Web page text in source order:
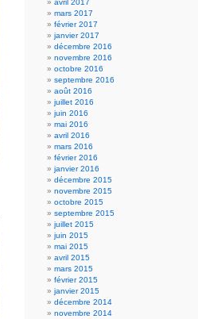
avril 2017
mars 2017
février 2017
janvier 2017
décembre 2016
novembre 2016
octobre 2016
septembre 2016
août 2016
juillet 2016
juin 2016
mai 2016
avril 2016
mars 2016
février 2016
janvier 2016
décembre 2015
novembre 2015
octobre 2015
septembre 2015
juillet 2015
juin 2015
mai 2015
avril 2015
mars 2015
février 2015
janvier 2015
décembre 2014
novembre 2014